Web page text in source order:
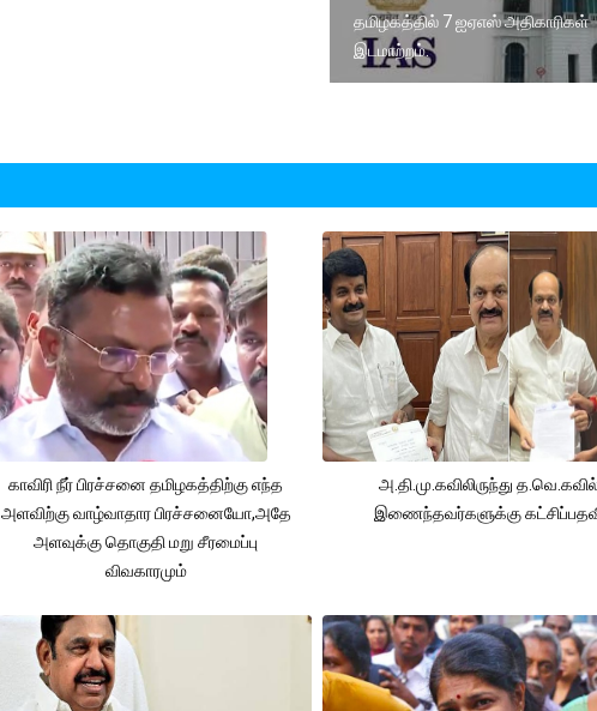
தமிழகத்தில் 7 ஐஏஎஸ் அதிகாரிகள்
இடமாற்றம்.
காவிரி நீர் பிரச்சனை தமிழகத்திற்கு எந்த
அளவிற்கு வாழ்வாதார பிரச்சனையோ,அதே
அளவுக்கு தொகுதி மறு சீரமைப்பு
விவகாரமும்
அ.தி.மு.கவிலிருந்து
இணைந்தவர்களுக்கு